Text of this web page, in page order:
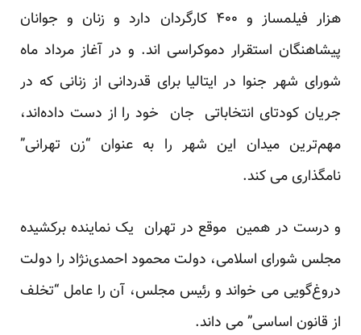
هزار فیلمساز و ۴۰۰ کارگردان دارد و زنان و جوانان
پیشاهنگان استقرار دموکراسی اند. و در آغاز مرداد ماه
شورای شهر جنوا در ایتالیا برای قدردانی از زنانی که در
جریان کودتای انتخاباتی جان خود را از دست داده‌اند،
مهم‌ترین میدان این شهر را به عنوان “زن تهرانی”
نامگذاری می کند.
و درست در همین موقع در تهران یک نماینده برکشیده
مجلس شورای اسلامی، دولت محمود احمدی‌نژاد را دولت
دروغ‌گویی می خواند و رئیس مجلس، آن را عامل “تخلف
از قانون اساسی” می داند.